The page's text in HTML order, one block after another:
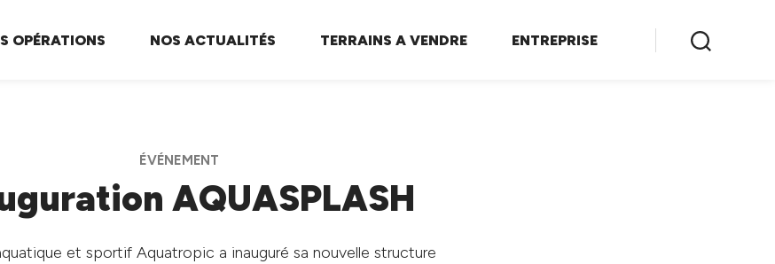
OPÉRATIONS NOS ACTUALITÉS TERRAINS A VENDRE ENTREPRISE
ÉVÉNEMENT
AQUASPLASH
et sportif Aquatropic a inauguré sa nouvelle structure